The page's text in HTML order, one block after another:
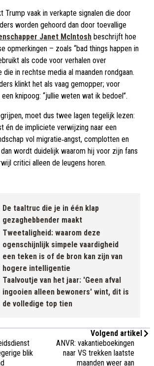
Trump vaak in verkapte signalen die door
worden gehoord dan door toevallige
Janet McIntosh beschrijft hoe
opmerkingen – zoals “bad things happen in
als code voor verhalen over
in rechtse media al maanden rondgaan.
klinkt het als vaag gemopper; voor
knipoog: “jullie weten wat ik bedoel”.​
moet dus twee lagen tegelijk lezen:
én de impliciete verwijzing naar een
vol migratie‑angst, complotten en
wordt duidelijk waarom hij voor zijn fans
critici alleen de leugens horen.
De taaltruc die je in één klap
gezaghebbender maakt
Tweetaligheid: waarom deze
ogenschijnlijk simpele vaardigheid
een teken is of de bron kan zijn van
hogere intelligentie
Taalvoutje van het jaar: 'Geen afval
ingooien alleen bewoners' wint, dit is
de volledige top tien
blik
Volgend artikel
ANVR: vakantieboekingen
naar VS trekken laatste
maanden weer aan